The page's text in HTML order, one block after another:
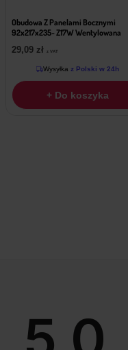
Obudowa Z Panelami Bocznymi
92x217x235- Z17W Wentylowana
29,09 zł z VAT
Wysyłka z Polski w 24h
+ Do koszyka